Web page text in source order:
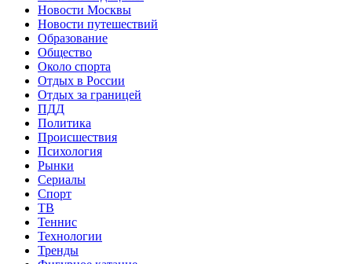
Новости Москвы
Новости путешествий
Образование
Общество
Около спорта
Отдых в России
Отдых за границей
ПДД
Политика
Происшествия
Психология
Рынки
Сериалы
Спорт
ТВ
Теннис
Технологии
Тренды